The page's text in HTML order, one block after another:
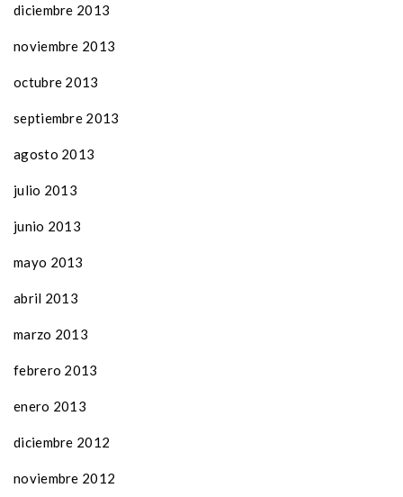
diciembre 2013
noviembre 2013
octubre 2013
septiembre 2013
agosto 2013
julio 2013
junio 2013
mayo 2013
abril 2013
marzo 2013
febrero 2013
enero 2013
diciembre 2012
noviembre 2012